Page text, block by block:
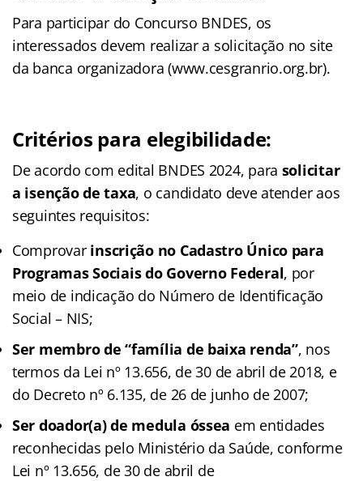
Para participar do Concurso BNDES, os
interessados devem realizar a solicitação no site
da banca organizadora (www.cesgranrio.org.br).
Critérios para elegibilidade:
De acordo com edital BNDES 2024, para solicitar
a isenção de taxa, o candidato deve atender aos
seguintes requisitos:
Comprovar inscrição no Cadastro Único para
Programas Sociais do Governo Federal, por
meio de indicação do Número de Identificação
Social – NIS;
Ser membro de “família de baixa renda”, nos
termos da Lei nº 13.656, de 30 de abril de 2018, e
do Decreto nº 6.135, de 26 de junho de 2007;
Ser doador(a) de medula óssea em entidades
reconhecidas pelo Ministério da Saúde, conforme
Lei nº 13.656, de 30 de abril de